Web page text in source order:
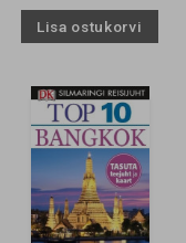
Lisa ostukorvi